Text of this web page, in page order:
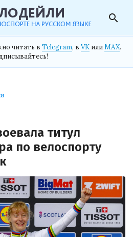
search
читать в Telegram, в VK илиMAX.
титул
по велоспорту